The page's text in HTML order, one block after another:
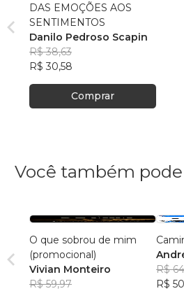
DAS EMOÇÕES AOS
SENTIMENTOS
Danilo Pedroso Scapin
R$ 38,63
R$ 30,58
Comprar
Você também
O que sobrou de mim
(promocional)
Vivian Monteiro
R$ 59,97
R$
R$